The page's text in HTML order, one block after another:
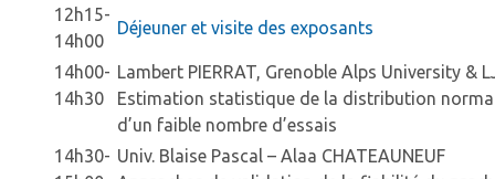
12h15-
14h00
Déjeuner et visite des exposants
14h00-
14h30
Lambert PIERRAT, Grenoble Alps University &
Estimation statistique de la distribution
d’un faible nombre d’essais
14h30- Univ. Blaise Pascal – Alaa CHATEAUNEUF